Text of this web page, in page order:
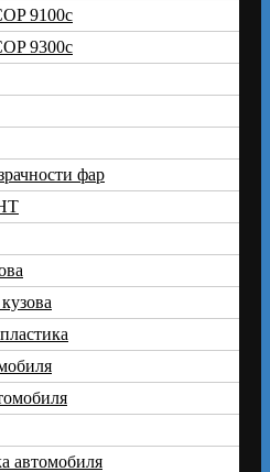
9100c
9300с
фар
автомобиля